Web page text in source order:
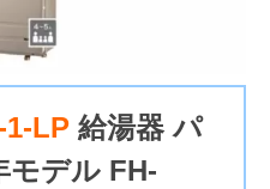
1-LP 給湯器 パ
モデル FH-